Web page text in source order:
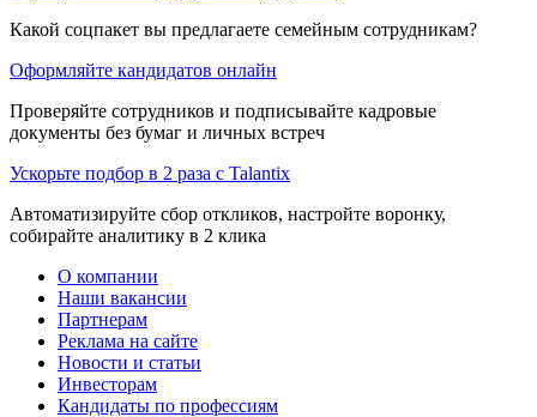
Какой соцпакет вы предлагаете семейным сотрудникам?
Оформляйте кандидатов онлайн
Проверяйте сотрудников и подписывайте кадровые
документы без бумаг и личных встреч
Ускорьте подбор в 2 раза с Talantix
Автоматизируйте сбор откликов, настройте воронку,
собирайте аналитику в 2 клика
О компании
Наши вакансии
Партнерам
Реклама на сайте
Новости и статьи
Инвесторам
Кандидаты по профессиям